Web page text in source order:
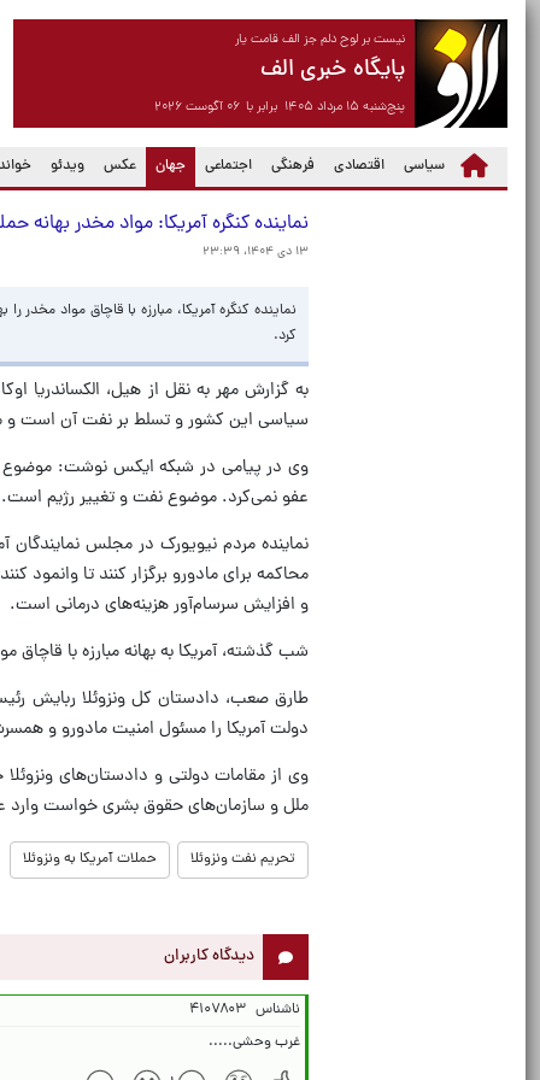
نیست بر لوح دلم جز الف قامت یار
پایگاه خبری الف
پنج‌شنبه ۱۵ مرداد ۱۴۰۵ برابر با ۰۶ آگوست ۲۰۲۶
سیاسی اقتصادی فرهنگی اجتماعی جهان
(current) عکس ویدئو
نماینده کنگره آمریکا: مواد مخدر بهانه
۱۳ دی ۱۴۰۴، ۲۳:۳۹
نماینده کنگره آمریکا، مبارزه با قاچاق مواد
کرد.
به گزارش مهر به نقل از هیل، الکساندریا
سیاسی این کشور و تسلط بر نفت آن است و
وی در پیامی در شبکه ایکس نوشت: موضوع
عفو نمی‌کرد. موضوع نفت و تغییر رژیم است.
نماینده مردم نیویورک در مجلس نمایندگان
محاکمه برای مادورو برگزار کنند تا
و افزایش سرسام‌آور هزینه‌های درمانی است.
شب گذشته، آمریکا به بهانه مبارزه با
طارق صعب، دادستان کل ونزوئلا ربایش
دولت آمریکا را مسئول امنیت مادورو و
وی از مقامات دولتی و دادستان‌های
ملل و سازمان‌های حقوق بشری خواست وارد
تحریم نفت ونزوئلا حملات آمریکا به ونزوئلا
دیدگاه کاربران
ناشناس ۴۱۰۷۸۰۳
غرب وحشی.....